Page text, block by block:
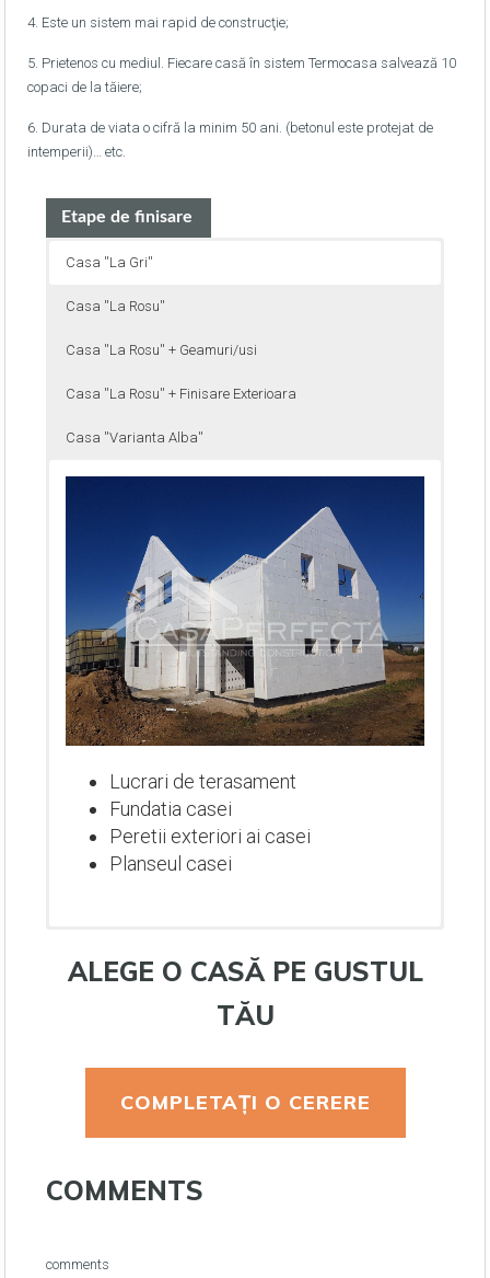
4. Este un sistem mai rapid de construcţie;
5. Prietenos cu mediul. Fiecare casă în sistem Termocasa salvează 10
copaci de la tăiere;
6. Durata de viata o cifră la minim 50 ani. (betonul este protejat de
intemperii)… etc.
Etape de finisare
Casa ''La Gri''
Casa ''La Rosu''
Casa ''La Rosu'' + Geamuri/usi
Casa ''La Rosu'' + Finisare Exterioara
Casa ''Varianta Alba''
Lucrari de terasament
Fundatia casei
Peretii exteriori ai casei
Planseul casei
Lucrari de terasament
Lucrari de terasament
Lucrari de terasament
Fundatia casei
ALEGE O CASĂ PE GUSTUL
TĂU
COMPLETAȚI O CERERE
COMMENTS
comments